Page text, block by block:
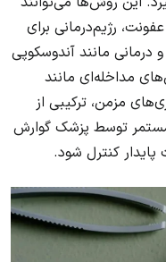
رژیم‌درمانی برای
مانند آندوسکوپی
مداخله‌ای مانند
مزمن، ترکیبی از
مستمر توسط پزشک گوارش
کنترل شود.